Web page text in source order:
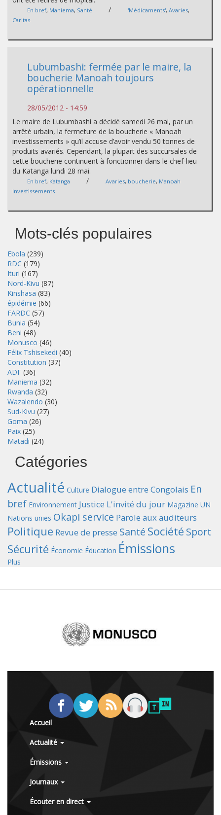
En bref, Maniema, Santé / 'Médicaments', Avaries,
Caritas
Lubumbashi: fermée par le maire, la
boucherie Manoah toujours
opérationnelle
28/05/2012 - 14:59
Le maire de Lubumbashi a décidé samedi 26 mai, par un
arrêté urbain, la fermeture de la boucherie « Manoah
investissements » qu’il accuse d’avoir vendu 50 tonnes de
produits avariés. Cependant, la plupart des succursales de
cette boucherie continuent à fonctionner dans le chef-lieu
du Katanga lundi 28 mai.
En bref, Katanga / Avaries, boucherie, Manoah
Investissements
Mots-clés populaires
Ebola (239)
RDC (179)
Ituri (167)
Nord-Kivu (87)
Kinshasa (83)
épidémie (66)
FARDC (57)
Bunia (54)
Beni (48)
Monusco (46)
Félix Tshisekedi (40)
Constitution (37)
ADF (36)
Maniema (32)
Rwanda (32)
Wazalendo (30)
Sud-Kivu (27)
Goma (26)
Paix (25)
Matadi (24)
Catégories
Actualité Culture Dialogue entre Congolais En
bref Environnement Justice L'invité du jour Magazine UN
Nations unies Okapi service Parole aux auditeurs
Politique Revue de presse Santé Société Sport
Sécurité Économie Éducation Émissions
Plus
Accueil
Actualité
Émissions
Journaux
Écouter en direct